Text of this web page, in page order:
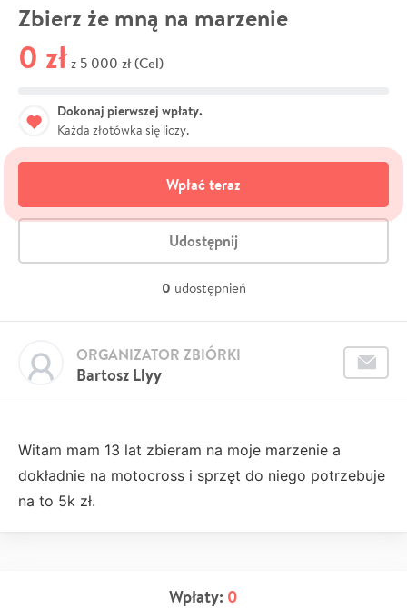
Zbierz że mną na marzenie
0 zł z 5 000 zł (Cel)
Dokonaj pierwszej wpłaty.
Każda złotówka się liczy.
Wpłać teraz
Udostępnij
0 udostępnień
Bartosz Llyy
ORGANIZATOR ZBIÓRKI
Witam mam 13 lat zbieram na moje marzenie a
dokładnie na motocross i sprzęt do niego potrzebuje
na to 5k zł.
Wpłaty: 0